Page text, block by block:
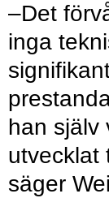
–Det
inga
han själv
utvecklat
säger